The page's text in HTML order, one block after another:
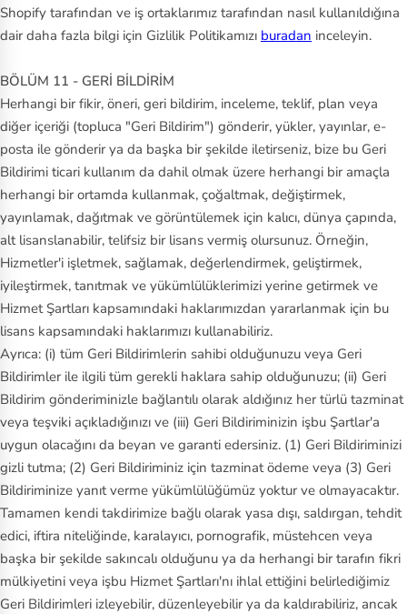
Shopify tarafından ve iş ortaklarımız tarafından nasıl kullanıldığına
dair daha fazla bilgi için Gizlilik Politikamızı buradan inceleyin.
BÖLÜM 11 - GERİ BİLDİRİM
Herhangi bir fikir, öneri, geri bildirim, inceleme, teklif, plan veya
diğer içeriği (topluca "Geri Bildirim") gönderir, yükler, yayınlar, e-
posta ile gönderir ya da başka bir şekilde iletirseniz, bize bu Geri
Bildirimi ticari kullanım da dahil olmak üzere herhangi bir amaçla
herhangi bir ortamda kullanmak, çoğaltmak, değiştirmek,
yayınlamak, dağıtmak ve görüntülemek için kalıcı, dünya çapında,
alt lisanslanabilir, telifsiz bir lisans vermiş olursunuz. Örneğin,
Hizmetler'i işletmek, sağlamak, değerlendirmek, geliştirmek,
iyileştirmek, tanıtmak ve yükümlülüklerimizi yerine getirmek ve
Hizmet Şartları kapsamındaki haklarımızdan yararlanmak için bu
lisans kapsamındaki haklarımızı kullanabiliriz.
Ayrıca: (i) tüm Geri Bildirimlerin sahibi olduğunuzu veya Geri
Bildirimler ile ilgili tüm gerekli haklara sahip olduğunuzu; (ii) Geri
Bildirim gönderiminizle bağlantılı olarak aldığınız her türlü tazminat
veya teşviki açıkladığınızı ve (iii) Geri Bildiriminizin işbu Şartlar'a
uygun olacağını da beyan ve garanti edersiniz. (1) Geri Bildiriminizi
gizli tutma; (2) Geri Bildiriminiz için tazminat ödeme veya (3) Geri
Bildiriminize yanıt verme yükümlülüğümüz yoktur ve olmayacaktır.
Tamamen kendi takdirimize bağlı olarak yasa dışı, saldırgan, tehdit
edici, iftira niteliğinde, karalayıcı, pornografik, müstehcen veya
başka bir şekilde sakıncalı olduğunu ya da herhangi bir tarafın fikri
mülkiyetini veya işbu Hizmet Şartları'nı ihlal ettiğini belirlediğimiz
Geri Bildirimleri izleyebilir, düzenleyebilir ya da kaldırabiliriz, ancak